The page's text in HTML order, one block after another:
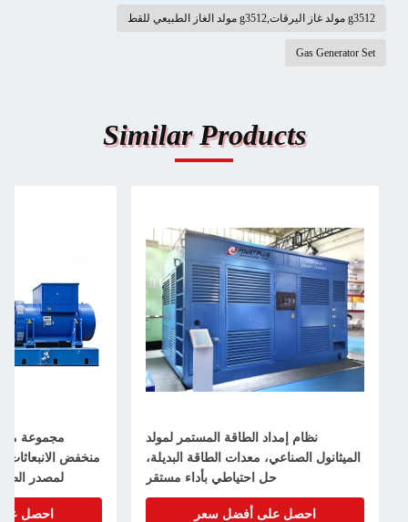
g3512 مولد غاز اليرقات,g3512 مولد الغاز الطبيعي للقط
Gas Generator Set
Similar Products
نظام إمداد الطاقة المستمر لمولد
الميثانول الصناعي، معدات الطاقة البديلة،
حل احتياطي بأداء مستقر
احصل على أفضل سعر
مجموعة
لمصدر
احصل